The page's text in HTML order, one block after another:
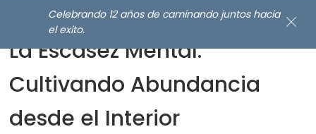
Celebrando 12 años de caminando juntos hacia
el exito.
La Escasez Mental:
Cultivando Abundancia
desde el Interior